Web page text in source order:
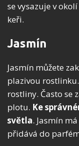
se vysazuje v
keři.
Jasmín
Jasmín můžete
plazivou
rostliny. Často se
plotu. Ke
světla. Jasmín
přidává do